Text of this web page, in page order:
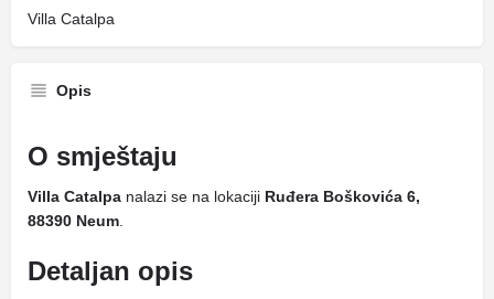
Villa Catalpa
Opis
O smještaju
Villa Catalpa nalazi se na lokaciji Ruđera Boškovića 6,
88390 Neum
Detaljan opis